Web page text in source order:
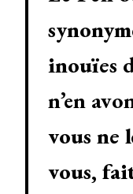
inouïes
n’en
vous ne
vous,